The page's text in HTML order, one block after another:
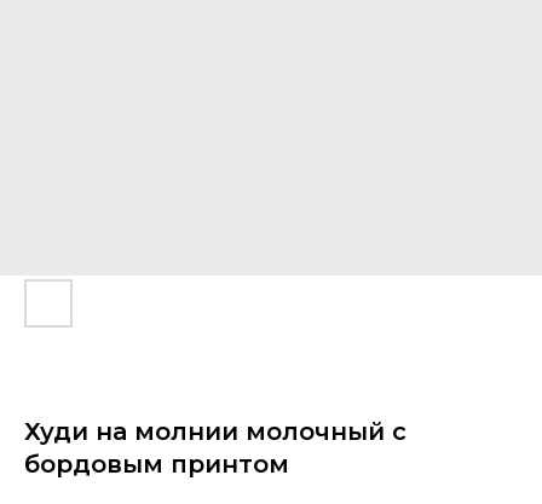
Худи на молнии молочный с
бордовым принтом